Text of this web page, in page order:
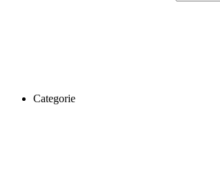
Categorie